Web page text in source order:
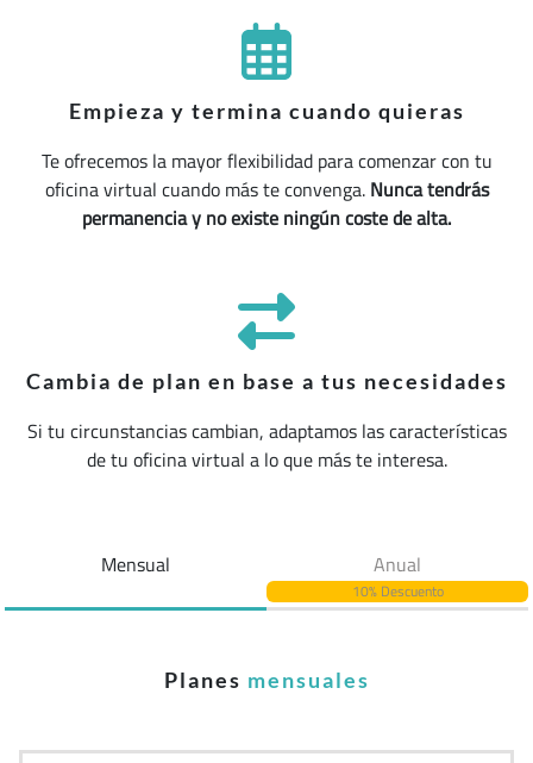
Empieza y termina cuando quieras
Te ofrecemos la mayor flexibilidad para comenzar con tu
oficina virtual cuando más te convenga.Nunca tendrás
permanencia y no existe ningún coste de alta.
Cambia de plan en base a tus necesidades
Si tu circunstancias cambian, adaptamos las características
de tu oficina virtual a lo que más te interesa.
Mensual Anual
10% Descuento
Planes mensuales